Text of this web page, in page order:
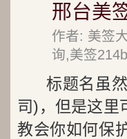
邢台美
作者: 美签
询,美签
标题名虽
司)，但是这里
教会你如何保